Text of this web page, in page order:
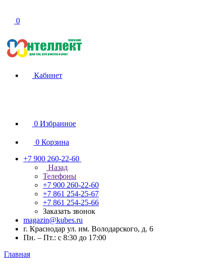
0
Кабинет
0 Избранное
0 Корзина
+7 900 260-22-60
Назад
Телефоны
+7 900 260-22-60
+7 861 254-25-67
+7 861 254-25-66
Заказать звонок
magazin@kubes.ru
г. Краснодар ул. им. Володарского, д. 6
Пн. – Пт.: с 8:30 до 17:00
Главная